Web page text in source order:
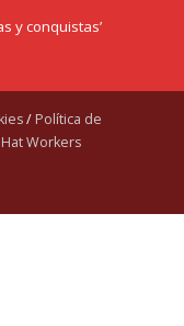
y conquistas’
/ Política de
Workers